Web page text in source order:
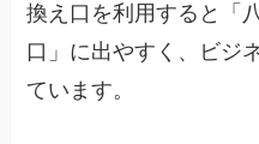
換え口を利用すると「
口」に出やすく、ビジ
ています。